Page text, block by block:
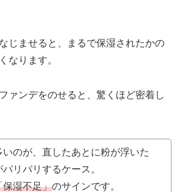
じませると、まるで保湿されたかの
なります。
ァンデをのせると、驚くほど密着し
いのが、直したあとに粉が浮いた
パリパリするケース。
保湿不足」のサインです。